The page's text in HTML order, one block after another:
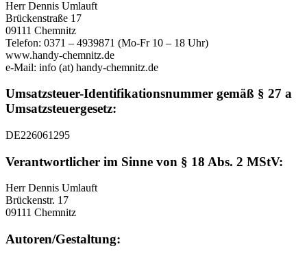
Herr Dennis Umlauft
Brückenstraße 17
09111 Chemnitz
Telefon: 0371 – 4939871 (Mo-Fr 10 – 18 Uhr)
www.handy-chemnitz.de
e-Mail: info (at) handy-chemnitz.de
Umsatzsteuer-Identifikationsnummer gemäß § 27 a
Umsatzsteuergesetz:
DE226061295
Verantwortlicher im Sinne von § 18 Abs. 2 MStV:
Herr Dennis Umlauft
Brückenstr. 17
09111 Chemnitz
Autoren/Gestaltung: